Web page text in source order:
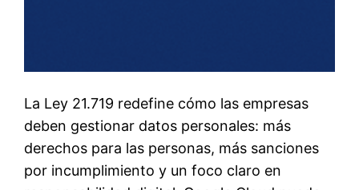
La Ley 21.719 redefine cómo las empresas
deben gestionar datos personales: más
derechos para las personas, más sanciones
por incumplimiento y un foco claro en